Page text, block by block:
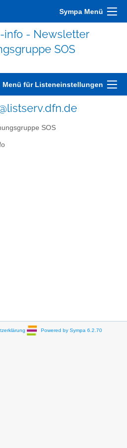
Sympa Menü
info - Newsletter
SOS
Menü für Listeneinstellungen
SOS
Powered by Sympa 6.2.70